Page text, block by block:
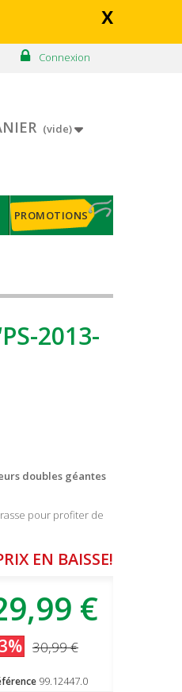
x
Connexion
(vide)
PROMOTIONS
2013-
doubles géantes
pour profiter de
EN BAISSE!
€
30,99 €
99.12447.0